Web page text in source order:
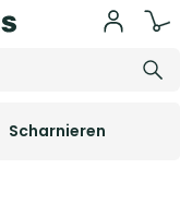
Scharnieren